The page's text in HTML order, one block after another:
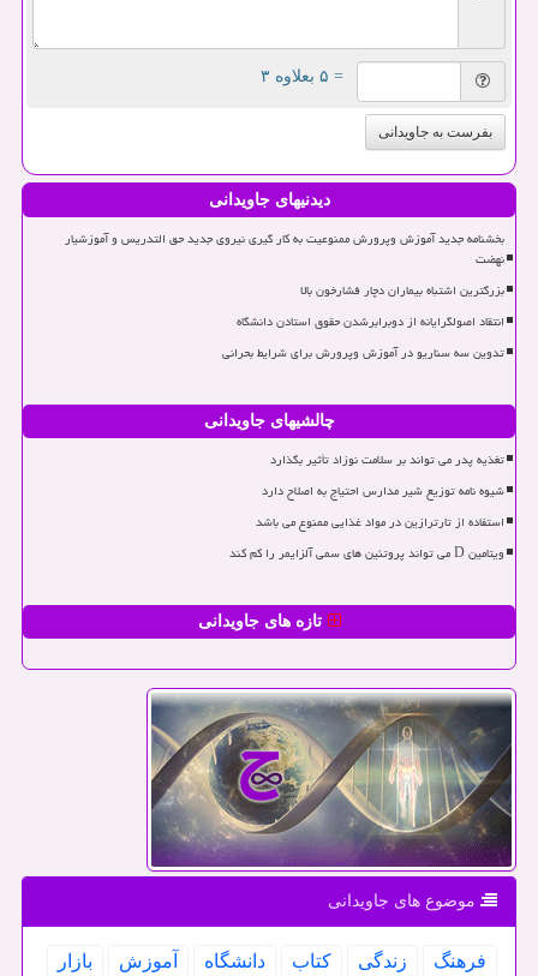
= ۵ بعلاوه ۳
بفرست به جاویدانی
دیدنیهای جاویدانی
بخشنامه جدید آموزش وپرورش ممنوعیت به کار گیری نیروی جدید حق التدریس و آموزشیار
نهضت
بزرگترین اشتباه بیماران دچار فشارخون بالا
انتقاد اصولگرایانه از دوبرابرشدن حقوق استادن دانشگاه
تدوین سه سناریو در آموزش وپرورش برای شرایط بحرانی
چالشیهای جاویدانی
تغذیه پدر می تواند بر سلامت نوزاد تأثیر بگذارد
شیوه نامه توزیع شیر مدارس احتیاج به اصلاح دارد
استفاده از تارترازین در مواد غذایی ممنوع می باشد
ویتامین D می تواند پروتئین های سمی آلزایمر را کم کند
تازه های جاویدانی
موضوع های جاویدانی
فرهنگ زندگی كتاب دانشگاه آموزش بازار